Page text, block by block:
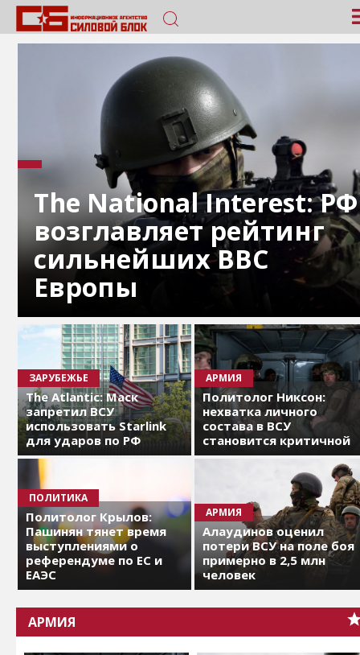
The National Interest: РФ
возглавляет рейтинг
сильнейших ВВС
Европы
ЗАРУБЕЖЬЕ
The Atlantic: Маск
запретил ВСУ
использовать Starlink
для ударов по РФ
АРМИЯ
Политолог Никсон:
нехватка личного
состава в ВСУ
становится критичной
ПОЛИТИКА
Политолог Крылов:
Пашинян тянет время
выступлениями о
референдуме по ЕС и
ЕАЭС
АРМИЯ
Алаудинов оценил
потери ВСУ на поле боя
примерно в 2,5 млн
человек
АРМИЯ